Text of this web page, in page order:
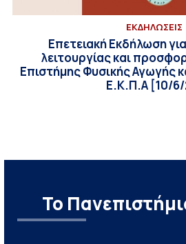
ΕΚΔΗΛΩΣΕΙΣ
Επετειακή Εκδήλωση
λειτουργίας και
Επιστήμης Φυσικής Αγωγής
Ε.Κ.Π.Α [10/6/
Το